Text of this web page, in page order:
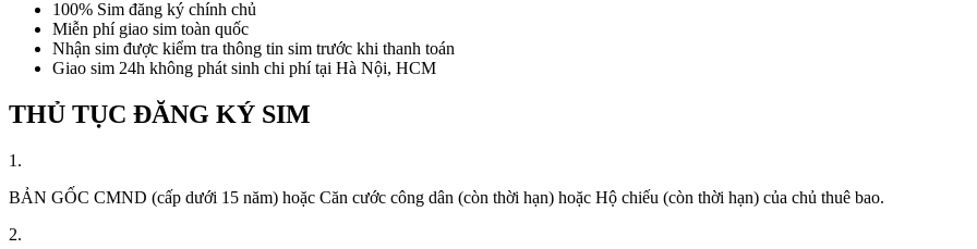
100% Sim đăng ký chính chủ
Miễn phí giao sim toàn quốc
Nhận sim được kiểm tra thông tin sim trước khi thanh toán
Giao sim 24h không phát sinh chi phí tại Hà Nội, HCM
THỦ TỤC ĐĂNG KÝ SIM
1.
BẢN GỐC CMND (cấp dưới 15 năm) hoặc Căn cước công dân (còn thời hạn) hoặc Hộ chiếu (còn thời hạn) của chủ thuê bao.
2.